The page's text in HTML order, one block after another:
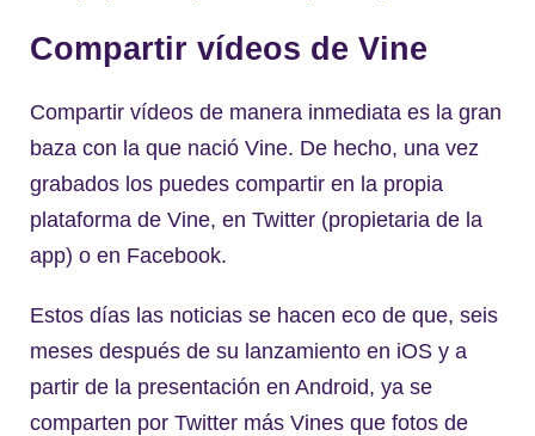
Compartir vídeos de Vine
Compartir vídeos de manera inmediata es la gran
baza con la que nació Vine. De hecho, una vez
grabados los puedes compartir en la propia
plataforma de Vine, en Twitter (propietaria de la
app) o en Facebook.
Estos días las noticias se hacen eco de que, seis
meses después de su lanzamiento en iOS y a
partir de la presentación en Android, ya se
comparten por Twitter más Vines que fotos de